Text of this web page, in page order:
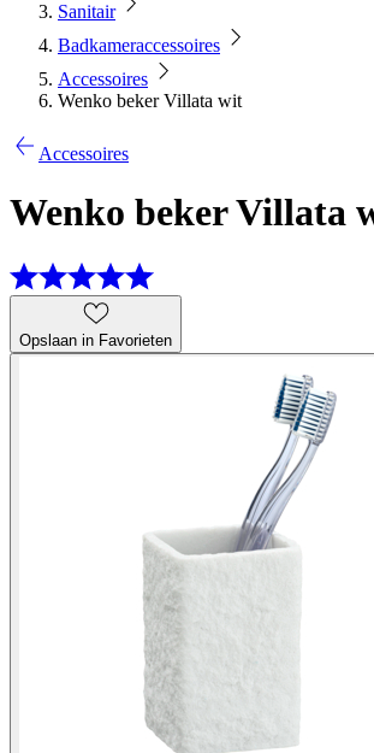
Sanitair
Badkameraccessoires
Accessoires
Wenko beker Villata wit
Accessoires
Wenko beker Villata
Opslaan in Favorieten